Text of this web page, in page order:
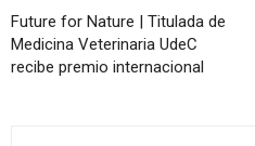
Future for Nature | Titulada de
Medicina Veterinaria UdeC
recibe premio internacional